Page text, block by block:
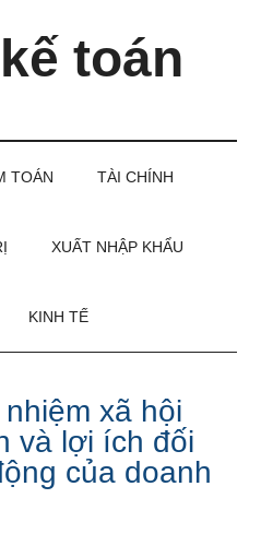
toán
TOÁN TÀI CHÍNH
XUẤT NHẬP KHẨU
KINH TẾ
xã hội
và lợi ích đối
của doanh